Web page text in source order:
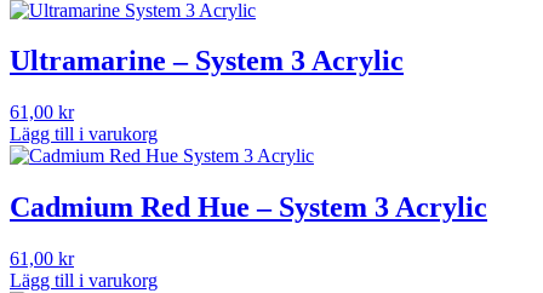
Ultramarine – System 3 Acrylic
61,00 kr
Lägg till i varukorg
Cadmium Red Hue – System 3 Acrylic
61,00 kr
Lägg till i varukorg